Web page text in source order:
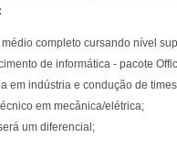
médio completo cursando nível
de informática - pacote
em indústria e condução de
em mecânica/elétrica;
um diferencial;